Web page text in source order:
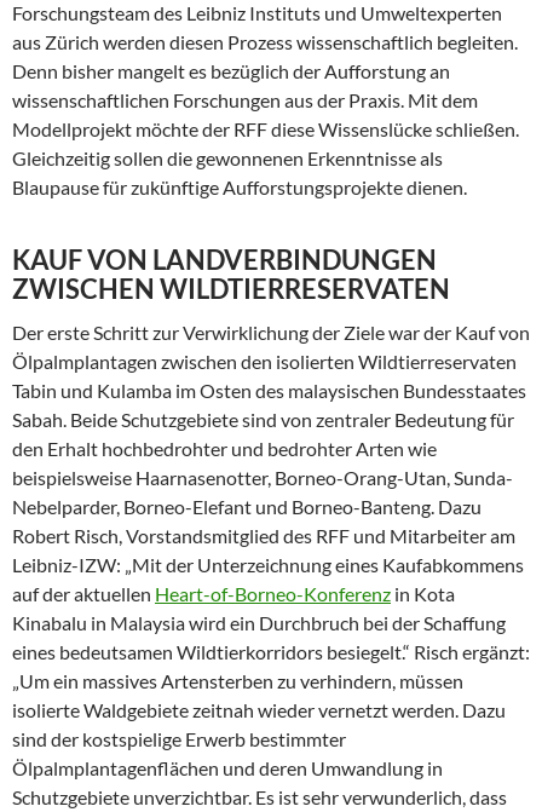
Forschungsteam des Leibniz Instituts und Umweltexperten
aus Zürich werden diesen Prozess wissenschaftlich begleiten.
Denn bisher mangelt es bezüglich der Aufforstung an
wissenschaftlichen Forschungen aus der Praxis. Mit dem
Modellprojekt möchte der RFF diese Wissenslücke schließen.
Gleichzeitig sollen die gewonnenen Erkenntnisse als
Blaupause für zukünftige Aufforstungsprojekte dienen.
KAUF VON LANDVERBINDUNGEN
ZWISCHEN WILDTIERRESERVATEN
Der erste Schritt zur Verwirklichung der Ziele war der Kauf von
Ölpalmplantagen zwischen den isolierten Wildtierreservaten
Tabin und Kulamba im Osten des malaysischen Bundesstaates
Sabah. Beide Schutzgebiete sind von zentraler Bedeutung für
den Erhalt hochbedrohter und bedrohter Arten wie
beispielsweise Haarnasenotter, Borneo-Orang-Utan, Sunda-
Nebelparder, Borneo-Elefant und Borneo-Banteng. Dazu
Robert Risch, Vorstandsmitglied des RFF und Mitarbeiter am
Leibniz-IZW: „Mit der Unterzeichnung eines Kaufabkommens
auf der aktuellen Heart-of-Borneo-Konferenz in Kota
Kinabalu in Malaysia wird ein Durchbruch bei der Schaffung
eines bedeutsamen Wildtierkorridors besiegelt.“ Risch ergänzt:
„Um ein massives Artensterben zu verhindern, müssen
isolierte Waldgebiete zeitnah wieder vernetzt werden. Dazu
sind der kostspielige Erwerb bestimmter
Ölpalmplantagenflächen und deren Umwandlung in
Schutzgebiete unverzichtbar. Es ist sehr verwunderlich, dass